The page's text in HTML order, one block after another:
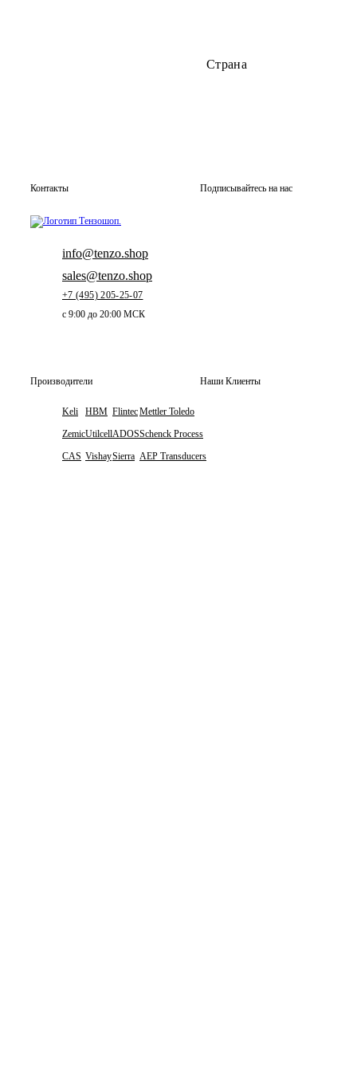
Страна
Контакты
info@tenzo.shop
sales@tenzo.shop
+7 (495) 205-25-07
с 9:00 до 20:00 МСК
Подписывайтесь на нас
Производители
Keli
Zemic
CAS
HBM
Utilcell
Vishay
Flintec
ADOS
Sierra
Mettler Toledo
Schenck Process
AEP Transducers
Наши Клиенты